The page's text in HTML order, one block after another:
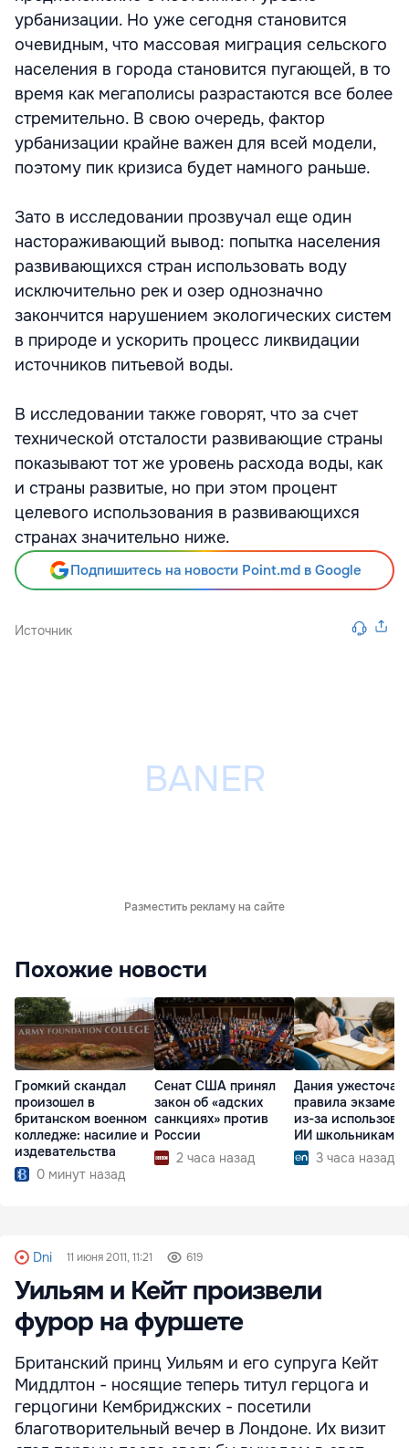
урбанизации. Но уже сегодня становится
очевидным, что массовая миграция сельского
населения в города становится пугающей, в то
время как мегаполисы разрастаются все более
стремительно. В свою очередь, фактор
урбанизации крайне важен для всей модели,
поэтому пик кризиса будет намного раньше.
Зато в исследовании прозвучал еще один
настораживающий вывод: попытка населения
развивающихся стран использовать воду
исключительно рек и озер однозначно
закончится нарушением экологических систем
в природе и ускорить процесс ликвидации
источников питьевой воды.
В исследовании также говорят, что за счет
технической отсталости развивающие страны
показывают тот же уровень расхода воды, как
и страны развитые, но при этом процент
целевого использования в развивающихся
странах значительно ниже.
Подпишитесь на новости Point.md в Google
Источник
Разместить рекламу на сайте
Похожие новости
Громкий скандал
произошел в
британском военном
колледже: насилие и
издевательства
0 минут назад
Сенат США принял
закон об «адских
санкциях» против
России
2 часа назад
Дания
правила
из-за
ИИ школьниками
3 часа назад
Dni 11 июня 2011, 11:21 619
Уильям и Кейт произвели
фурор на фуршете
Британский принц Уильям и его супруга Кейт
Миддлтон - носящие теперь титул герцога и
герцогини Кембриджских - посетили
благотворительный вечер в Лондоне. Их визит